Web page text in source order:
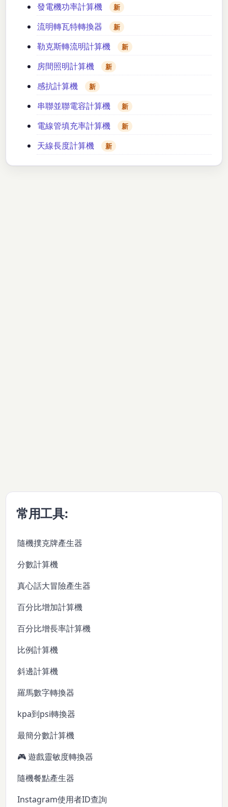
發電機功率計算機 新
流明轉瓦特轉換器 新
勒克斯轉流明計算機 新
房間照明計算機 新
感抗計算機 新
串聯並聯電容計算機 新
電線管填充率計算機 新
天線長度計算機 新
常用工具:
隨機撲克牌產生器
分數計算機
真心話大冒險產生器
百分比增加計算機
百分比增長率計算機
比例計算機
斜邊計算機
羅馬數字轉換器
kpa到psi轉換器
最簡分數計算機
🎮 遊戲靈敏度轉換器
隨機餐點產生器
Instagram使用者ID查詢